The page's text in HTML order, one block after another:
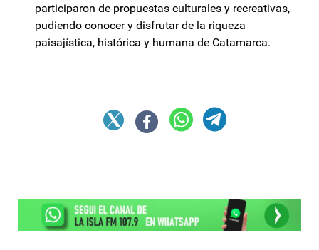
participaron de propuestas culturales y recreativas,
pudiendo conocer y disfrutar de la riqueza
paisajística, histórica y humana de Catamarca.